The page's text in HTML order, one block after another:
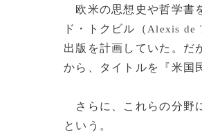
欧米の思想史や哲学書
ド・トクビル（ Alexis de
出版を計画していた。だ
から、タイトルを『米国
さらに、これらの分野
という。